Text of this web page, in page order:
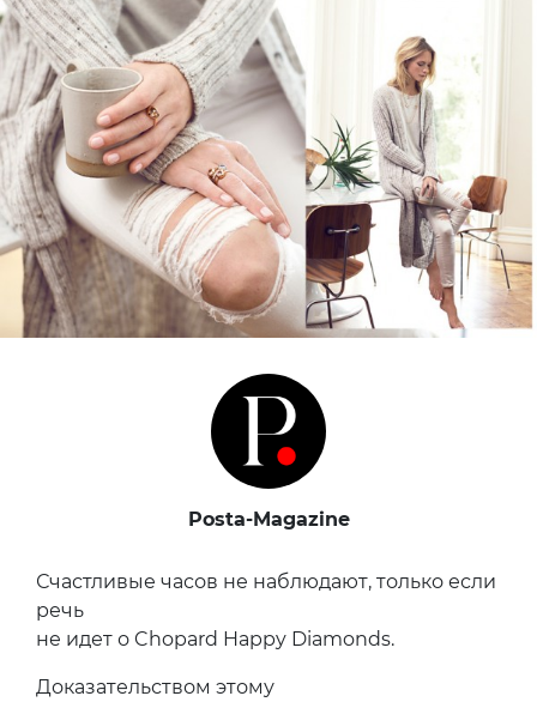
Posta-Magazine
Счастливые часов не наблюдают, только если
речь
не идет о Chopard Happy Diamonds.
Доказательством этому